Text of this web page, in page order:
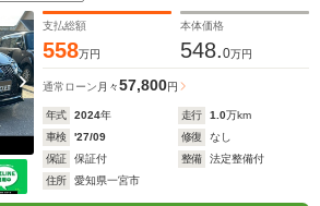
支払総額
558万円
本体価格
548.0万円
通常ローン 月々57,800円
年式 2024年 走行 1.0万km
車検
'27/09 修復
なし
保証
保証付 整備
法定整備付
住所
愛知県一宮市